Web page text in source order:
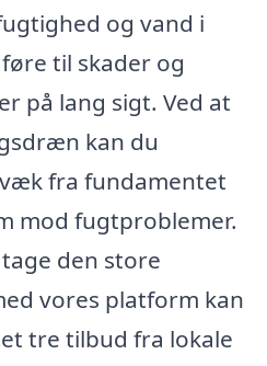
og vand i
til skader og
på lang sigt. Ved at
kan du
fra fundamentet
mod fugtproblemer.
den store
vores platform kan
tre tilbud fra lokale